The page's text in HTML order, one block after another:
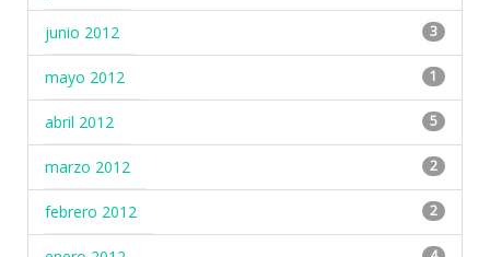
junio 2012 3
mayo 2012 1
abril 2012 5
marzo 2012 2
febrero 2012 2